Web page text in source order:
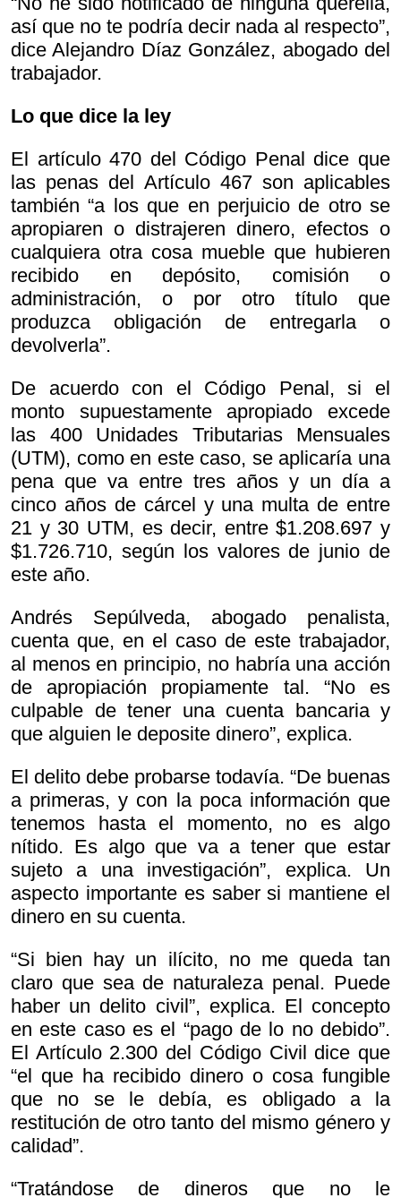
así que no te podría decir nada al respecto”,
dice Alejandro Díaz González, abogado del
trabajador.
Lo que dice la ley
El artículo 470 del Código Penal dice que
las penas del Artículo 467 son aplicables
también “a los que en perjuicio de otro se
apropiaren o distrajeren dinero, efectos o
cualquiera otra cosa mueble que hubieren
recibido en depósito, comisión o
administración, o por otro título que
produzca obligación de entregarla o
devolverla”.
De acuerdo con el Código Penal, si el
monto supuestamente apropiado excede
las 400 Unidades Tributarias Mensuales
(UTM), como en este caso, se aplicaría una
pena que va entre tres años y un día a
cinco años de cárcel y una multa de entre
21 y 30 UTM, es decir, entre $1.208.697 y
$1.726.710, según los valores de junio de
este año.
Andrés Sepúlveda, abogado penalista,
cuenta que, en el caso de este trabajador,
al menos en principio, no habría una acción
de apropiación propiamente tal. “No es
culpable de tener una cuenta bancaria y
que alguien le deposite dinero”, explica.
El delito debe probarse todavía. “De buenas
a primeras, y con la poca información que
tenemos hasta el momento, no es algo
nítido. Es algo que va a tener que estar
sujeto a una investigación”, explica. Un
aspecto importante es saber si mantiene el
dinero en su cuenta.
“Si bien hay un ilícito, no me queda tan
claro que sea de naturaleza penal. Puede
haber un delito civil”, explica. El concepto
en este caso es el “pago de lo no debido”.
El Artículo 2.300 del Código Civil dice que
“el que ha recibido dinero o cosa fungible
que no se le debía, es obligado a la
restitución de otro tanto del mismo género y
calidad”.
“Tratándose de dineros que no le